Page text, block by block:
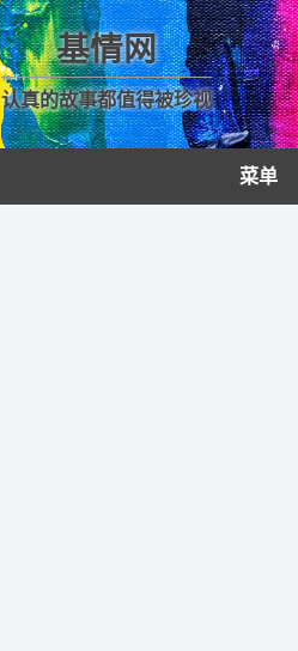
基情网
认真的故事都值得被珍视
菜单